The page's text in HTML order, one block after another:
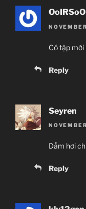
OoIRSoO
Có tập mới
Reply
Seyren
Dấm hơi
Reply